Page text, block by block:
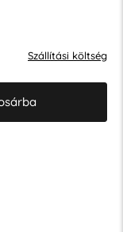
Szállítási költség